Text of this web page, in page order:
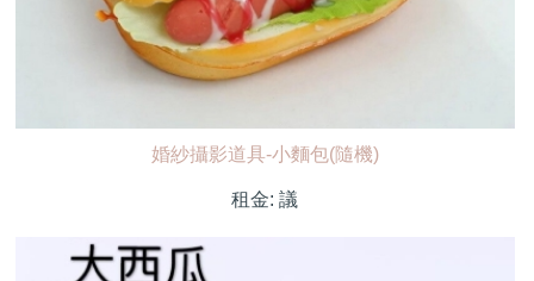
婚紗攝影道具-小麵包(隨機)
租金:議